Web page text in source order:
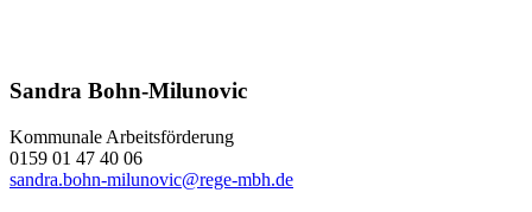
Sandra Bohn-Milunovic
Kommunale Arbeitsförderung
0159 01 47 40 06
sandra.bohn-milunovic@rege-mbh.de